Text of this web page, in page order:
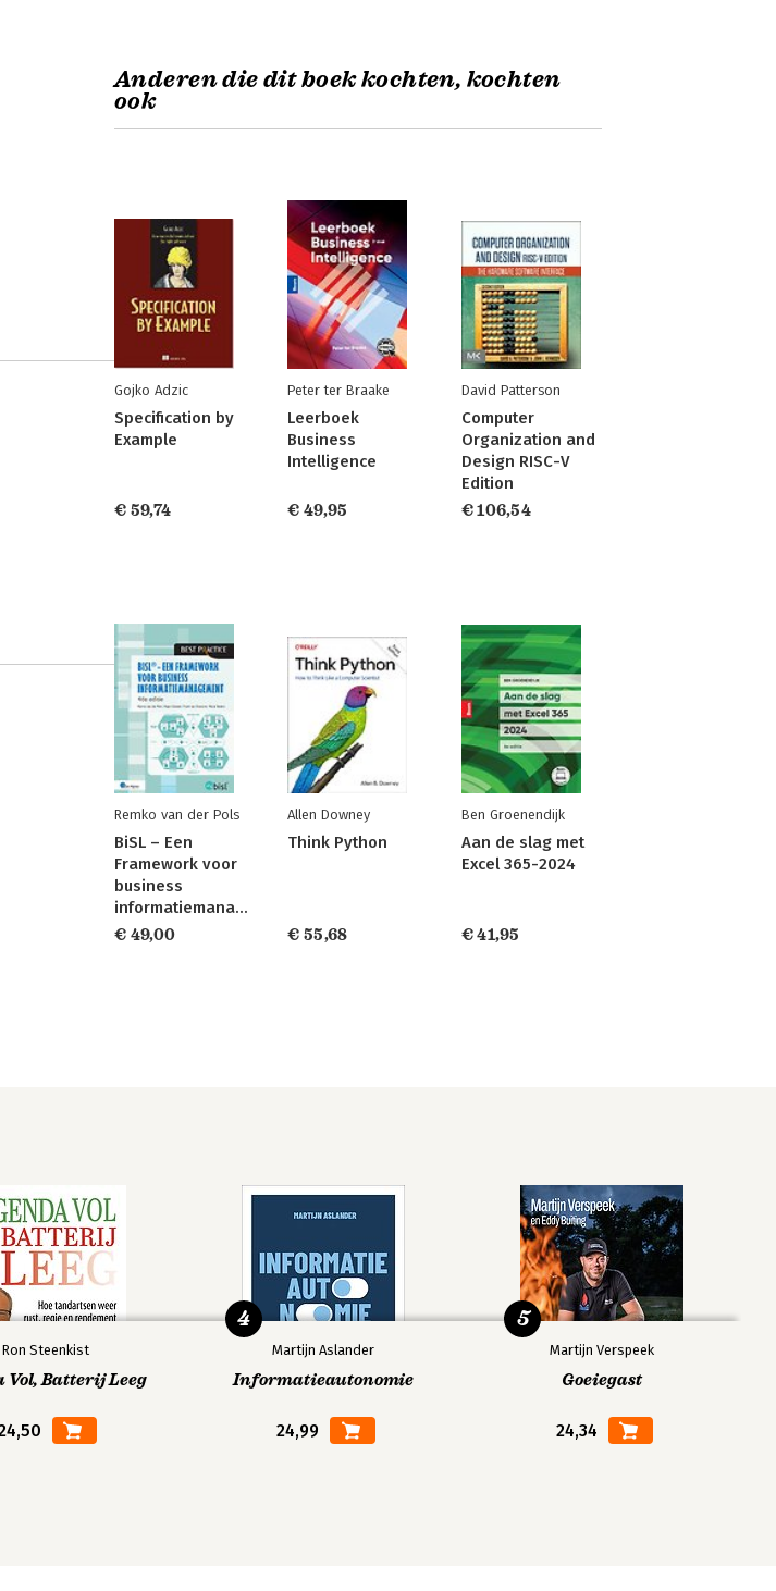
Anderen die dit boek kochten, kochten
ook
Gojko Adzic
Specification by
Example
€ 59,74
Peter ter Braake
Leerboek
Business
Intelligence
€ 49,95
David Patterson
Computer
Organization and
Design RISC-V
Edition
€ 106,54
Remko van der Pols
BiSL – Een
Framework voor
business
informatiemanagement
€ 49,00
Allen Downey
Think Python
€ 55,68
Ben Groenendijk
Aan de slag met
Excel 365-2024
€ 41,95
Ron Steenkist
Vol, Batterij Leeg
Martijn Aslander
Informatieautonomie
24,99
4
Martijn Verspeek
Goeiegast
24,34
5